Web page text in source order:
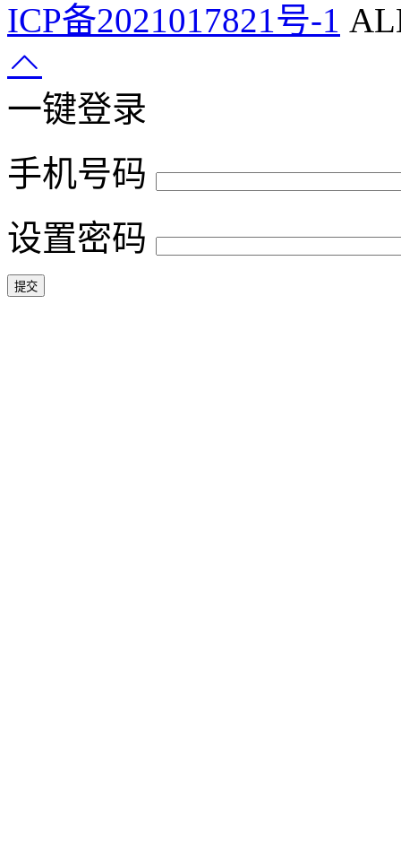
ICP备2021017821号-1
一键登录
手机号码
设置密码